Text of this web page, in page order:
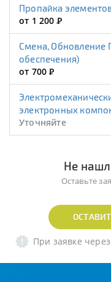
Пропайка
от 1 200Р
Смена, Обновление ПО (программного
обеспечения)
от 700Р
Электромеханический ремонт (замена
электронных
Уточняйте
Не
Оставьте
При заявке